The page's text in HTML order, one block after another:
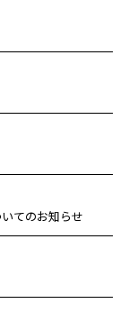
てのお知らせ